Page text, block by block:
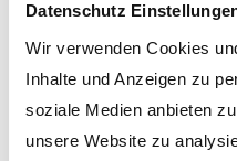
Datenschutz
Wir verwenden Cookies
Inhalte und Anzeigen zu
soziale Medien anbieten
unsere Website zu
Die nun gestartete
R&D und Brand
die Entwicklung des
zügig vorantreiben, um